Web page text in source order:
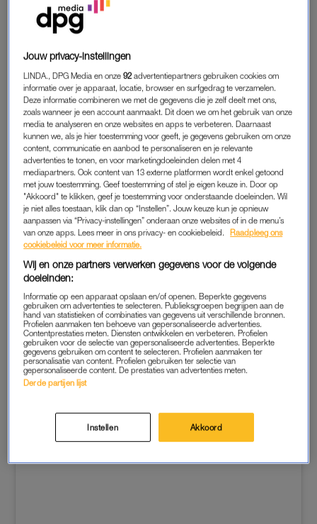
Daarover geeft hij nu tekst en uitleg via Instagram.
BART UIT ‘B&B VOL LIEFDE’ GEEFT
UITLEG
Evelinevertelde tijdens diereüniegelukkig te zijn met iemand
anders in de persoon van haar nieuwe vriend Frank. “Ik kreeg
daardoor heel Nederland over me heen”, liet ze weten. “Hij
heeft toen niet gezegd: ‘Ik heb ook al een ander.’ Ja, dat vind
ik wel kut.”
Volgens Bart zit het allemaal net even wat anders in elkaar. Via
Instagram geeft hij nu, zeer uitgebreid, opheldering. DeB&B
Vol Liefde-deelnemer laat middels een tijdlijn zien hoe alles is
gegaan.
Tekst gaat verder onder het bericht.
Jouw privacy-instellingen
LINDA., DPG Media en onze92 advertentiepartners gebruiken cookies om
informatie over je apparaat, locatie, browser en surfgedrag te verzamelen.
Deze informatie combineren we met de gegevens die je zelf deelt met ons,
zoals wanneer je een account aanmaakt. Dit doen we om het gebruik van onze
media te analyseren en onze websites en apps te verbeteren. Daarnaast
kunnen we, als je hier toestemming voor geeft, je gegevens gebruiken om onze
content, communicatie en aanbod te personaliseren en je relevante
advertenties te tonen, en voor marketingdoeleinden delen met 4
mediapartners. Ook content van 13 externe platformen wordt enkel getoond
met jouw toestemming. Geef toestemming of stel je eigen keuze in. Door op
"Akkoord" te klikken, geef je toestemming voor onderstaande doeleinden. Wil
je niet alles toestaan, klik dan op “Instellen”. Jouw keuze kun je opnieuw
aanpassen via “Privacy-instellingen” onderaan onze websites of in de menu’s
van onze apps. Lees meer in ons privacy- en cookiebeleid.
Raadpleeg ons
cookiebeleid voor meer informatie.
Wij en onze partners verwerken gegevens voor de volgende
doeleinden:
Informatie op een apparaat opslaan en/of openen. Beperkte gegevens
gebruiken om advertenties te selecteren. Publieksgroepen begrijpen aan de
hand van statistieken of combinaties van gegevens uit verschillende bronnen.
Profielen aanmaken ten behoeve van gepersonaliseerde advertenties.
Contentprestaties meten. Diensten ontwikkelen en verbeteren. Profielen
gebruiken voor de selectie van gepersonaliseerde advertenties. Beperkte
gegevens gebruiken om content te selecteren. Profielen aanmaken ter
personalisatie van content. Profielen gebruiken ter selectie van
gepersonaliseerde content. De prestaties van advertenties meten.
Derde partijen lijst
Instellen Akkoord